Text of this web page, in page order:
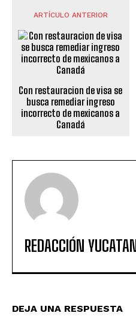
ARTÍCULO ANTERIOR
Con restauracion de visa se
busca remediar ingreso
incorrecto de mexicanos a
Canadá
REDACCIÓN
DEJA UNA RESPUESTA